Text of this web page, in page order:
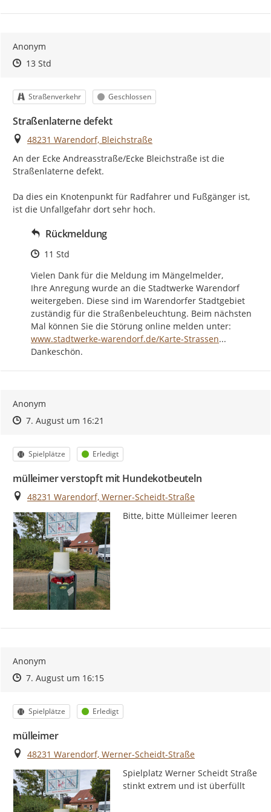
Anonym
Zeitpunkt des Erstellens
Zeitpunkt des Erstellens
13 StdZur Äußerung
Kategorie
Straßenverkehr Status
Geschlossen
Straßenlaterne defekt
Ort
48231 Warendorf, Bleichstraße
An der Ecke Andreasstraße/Ecke Bleichstraße ist die
Straßenlaterne defekt.
Da dies ein Knotenpunkt für Radfahrer und Fußgänger ist,
ist die Unfallgefahr dort sehr hoch.
Rückmeldung
Zeitpunkt des Erstellens
11 Std
Vielen Dank für die Meldung im Mängelmelder,
Ihre Anregung wurde an die Stadtwerke Warendorf
weitergeben. Diese sind im Warendorfer Stadtgebiet
zuständig für die Straßenbeleuchtung. Beim nächsten
Mal können Sie die Störung online melden unter:
www.stadtwerke-warendorf.de/Karte-Strassen...
Dankeschön.
Anonym
Zeitpunkt des Erstellens
Zeitpunkt des Erstellens
7. August um 16:21
Kategorie
Spielplätze Status
Erledigt
mülleimer verstopft mit Hundekotbeuteln
Ort
48231 Warendorf, Werner-Scheidt-Straße
Bitte, bitte Mülleimer leeren
Anonym
Zeitpunkt des Erstellens
Zeitpunkt des Erstellens
7. August um 16:15Zur Äußerung
Kategorie
Spielplätze Status
Erledigt
mülleimer
Ort
48231 Warendorf, Werner-Scheidt-Straße
Spielplatz Werner Scheidt Straße
stinkt extrem und ist überfüllt